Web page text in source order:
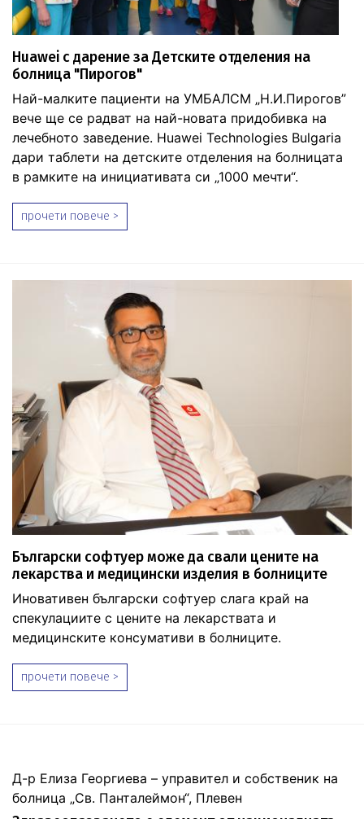
Huawei с дарение за Детските отделения на
болница "Пирогов"
Най-малките пациенти на УМБАЛСМ „Н.И.Пирогов”
вече ще се радват на най-новата придобивка на
лечебното заведение. Huawei Technologies Bulgaria
дари таблети на детските отделения на болницата
в рамките на инициативата си „1000 мечти“.
прочети повече >
Български софтуер може да свали цените на
лекарства и медицински изделия в болниците
Иновативен български софтуер слага край на
спекулациите с цените на лекарствата и
медицинските консумативи в болниците.
прочети повече >
Д-р Елиза Георгиева – управител и собственик на
болница „Св. Панталеймон“, Плевен